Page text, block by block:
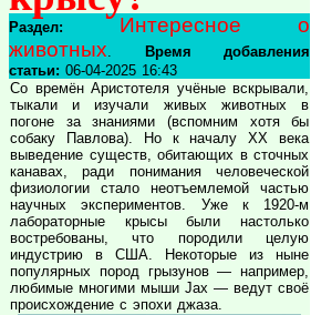
Раздел:
Интересное о
животных.
Время добавления
статьи: 06-04-2025 16:43
Со времён Аристотеля учёные вскрывали,
тыкали и изучали живых животных в
погоне за знаниями (вспомним хотя бы
собаку Павлова). Но к началу XX века
выведение существ, обитающих в сточных
канавах, ради понимания человеческой
физиологии стало неотъемлемой частью
научных экспериментов. Уже к 1920-м
лабораторные крысы были настолько
востребованы, что породили целую
индустрию в США. Некоторые из ныне
популярных пород грызунов — например,
любимые многими мыши Jax — ведут своё
происхождение с эпохи джаза.